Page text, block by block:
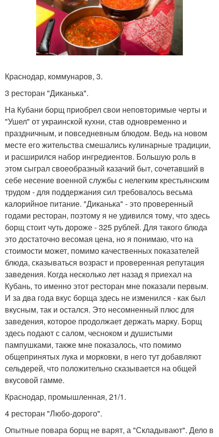
Краснодар, коммунаров, 3.
3 ресторан "Диканька".
На Кубани борщ приобрел свои неповторимые черты и
"Ушел" от украинской кухни, став одновременно и
праздничным, и повседневным блюдом. Ведь на новом
месте его жительства смешались кулинарные традиции,
и расширился набор ингредиентов. Большую роль в
этом сыграл своеобразный казачий быт, сочетавший в
себе несение военной службы с нелегким крестьянским
трудом - для поддержания сил требовалось весьма
калорийное питание. "Диканька" - это проверенный
годами ресторан, поэтому я не удивился тому, что здесь
борщ стоит чуть дороже - 325 рублей. Для такого блюда
это достаточно весомая цена, но я понимаю, что на
стоимости может, помимо качественных показателей
блюда, сказываться возраст и проверенная репутация
заведения. Когда несколько лет назад я приехал на
Кубань, то именно этот ресторан мне показали первым.
И за два года вкус борща здесь не изменился - как был
вкусным, так и остался. Это несомненный плюс для
заведения, которое продолжает держать марку. Борщ
здесь подают с салом, чесноком и душистыми
пампушками, также мне показалось, что помимо
общепринятых лука и морковки, в него тут добавляют
сельдерей, что положительно сказывается на общей
вкусовой гамме.
Краснодар, промышленная, 21/1.
4 ресторан "Любо-дорого".
Опытные повара борщ не варят, а "Складывают". Дело в